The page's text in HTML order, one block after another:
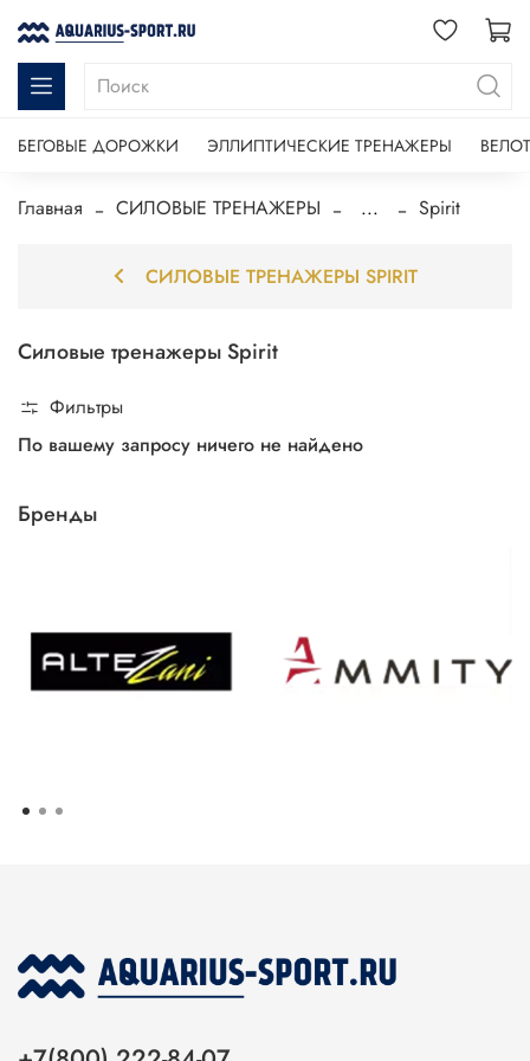
БЕГОВЫЕ ДОРОЖКИ ЭЛЛИПТИЧЕСКИЕ ТРЕНАЖЕРЫ
Главная СИЛОВЫЕ ТРЕНАЖЕРЫ ... Spirit
Силовые тренажеры Spirit
Фильтры
По вашему запросу ничего не найдено
Бренды
СИЛОВЫЕ ТРЕНАЖЕРЫ SPIRIT